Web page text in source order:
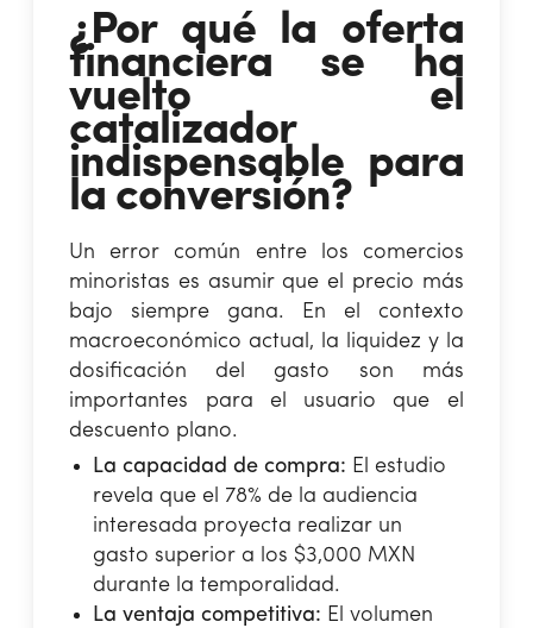
¿Por qué la oferta
financiera se ha
vuelto el
catalizador
indispensable para
la conversión?
Un error común entre los comercios
minoristas es asumir que el precio más
bajo siempre gana. En el contexto
macroeconómico actual, la liquidez y la
dosificación del gasto son más
importantes para el usuario que el
descuento plano.
La capacidad de compra: El estudio
revela que el 78% de la audiencia
interesada proyecta realizar un
gasto superior a los $3,000 MXN
durante la temporalidad.
La ventaja competitiva: El volumen